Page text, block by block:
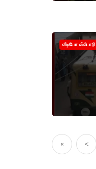
வீடியோ ஸ்டோரி
« <